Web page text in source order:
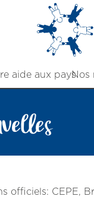
aide aux paysNos
officiels: CEPE,